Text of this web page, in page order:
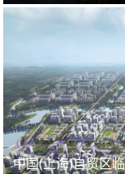
中国(上海)自贸区